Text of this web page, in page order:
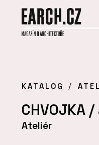
KATALOG
CHVOJKA
Ateliér